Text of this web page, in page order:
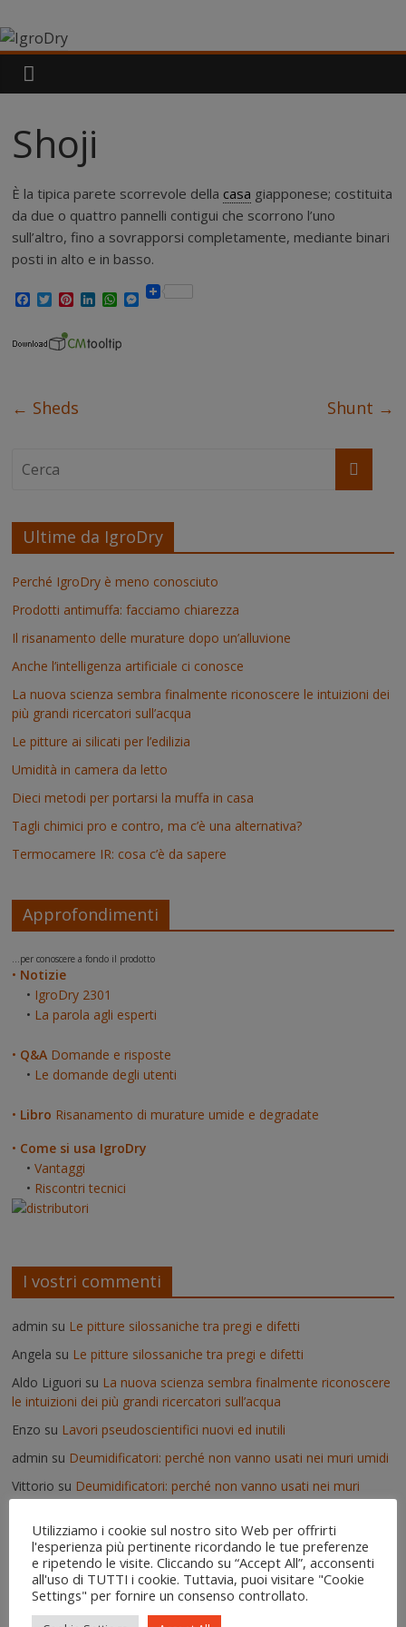
al
contenuto
IgroDry
miglior
per
muri
attualmente
in
commercio
Shoji
È la tipica parete scorrevole della casa giapponese; costituita
da due o quattro pannelli contigui che scorrono l’uno
sull’altro, fino a sovrapporsi completamente, mediante binari
posti in alto e in basso.
F
e
k
T
t
P
t
s
t
L
k
W
t
M
← Sheds Shunt →
Ultime da IgroDry
Perché IgroDry è meno conosciuto
Prodotti antimuffa: facciamo chiarezza
Il risanamento delle murature dopo un’alluvione
Anche l’intelligenza artificiale ci conosce
La nuova scienza sembra finalmente riconoscere le intuizioni dei
più grandi ricercatori sull’acqua
Le pitture ai silicati per l’edilizia
Umidità in camera da letto
Dieci metodi per portarsi la muffa in casa
Tagli chimici pro e contro, ma c’è una alternativa?
Termocamere IR: cosa c’è da sapere
Approfondimenti
...per conoscere a fondo il prodotto
• Notizie
• IgroDry 2301
• La parola agli esperti
• Q&A Domande e risposte
• Le domande degli utenti
• Libro Risanamento di murature umide e degradate
• Come si usa IgroDry
•Vantaggi
• Riscontri tecnici
I vostri commenti
admin su Le pitture silossaniche tra pregi e difetti
Angela su Le pitture silossaniche tra pregi e difetti
Aldo Liguori su La nuova scienza sembra finalmente riconoscere
le intuizioni dei più grandi ricercatori sull’acqua
Enzo su Lavori pseudoscientifici nuovi ed inutili
admin su Deumidificatori: perché non vanno usati nei muri umidi
Vittorio su Deumidificatori: perché non vanno usati nei muri
umidi
Il risanamento delle murature dopo un'alluvione - IgroDry
Come si usa IgroDry
adminsu Pitture termiche: pro e contro su alcuni prodotti in
commercio
Utilizziamo i cookie sul nostro sito Web per offrirti
l'esperienza più pertinente ricordando le tue preferenze
e ripetendo le visite. Cliccando su “Accept All”, acconsenti
all'uso di TUTTI i cookie. Tuttavia, puoi visitare "Cookie
Settings" per fornire un consenso controllato.